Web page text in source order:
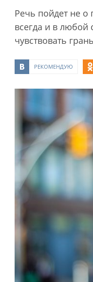
Речь пойдет не о
всегда и в любой
чувствовать
РЕКОМЕНДУЮ